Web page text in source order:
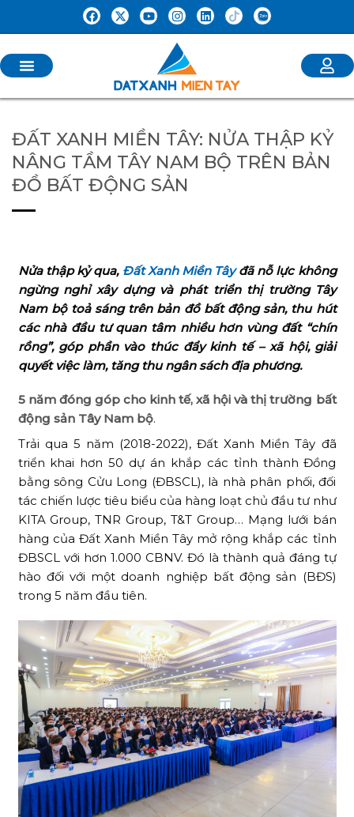
ĐẤT XANH MIỀN TÂY: NỬA THẬP KỶ
NÂNG TẦM TÂY NAM BỘ TRÊN BẢN
ĐỒ BẤT ĐỘNG SẢN
Nửa thập kỷ qua, Đất Xanh Miền Tâyđã nỗ lực không
ngừng nghỉ xây dựng và phát triển thị trường Tây
Nam bộ toả sáng trên bản đồ bất động sản, thu hút
các nhà đầu tư quan tâm nhiều hơn vùng đất “chín
rồng”, góp phần vào thúc đẩy kinh tế – xã hội, giải
quyết việc làm, tăng thu ngân sách địa phương.
5 năm đóng góp cho kinh tế, xã hội và thị trường bất
động sản Tây Nam bộ.
Trải qua 5 năm (2018-2022), Đất Xanh Miền Tây đã
triển khai hơn 50 dự án khắp các tỉnh thành Đồng
bằng sông Cửu Long (ĐBSCL), là nhà phân phối, đối
tác chiến lược tiêu biểu của hàng loạt chủ đầu tư như
KITA Group, TNR Group, T&T Group… Mạng lưới bán
hàng của Đất Xanh Miền Tây mở rộng khắp các tỉnh
ĐBSCL với hơn 1.000 CBNV. Đó là thành quả đáng tự
hào đối với một doanh nghiệp bất động sản (BĐS)
trong 5 năm đầu tiên.